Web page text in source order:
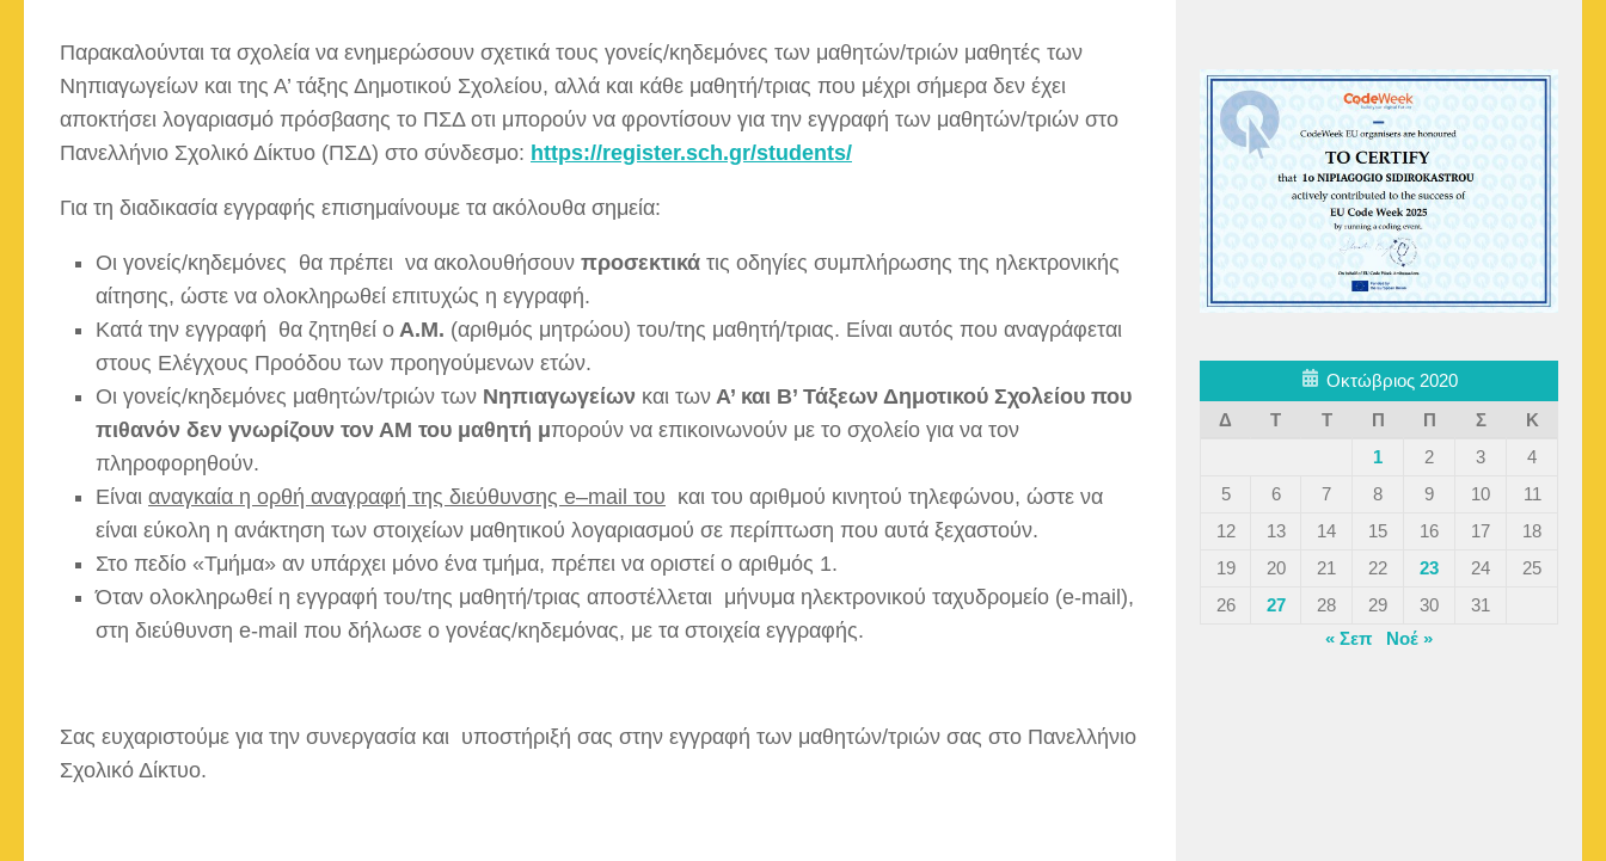
Παρακαλούνται τα σχολεία να ενημερώσουν σχετικά τους γονείς/κηδεμόνες των μαθητών/τριών μαθητές των
Νηπιαγωγείων και της Α’ τάξης Δημοτικού Σχολείου, αλλά και κάθε μαθητή/τριας που μέχρι σήμερα δεν έχει
αποκτήσει λογαριασμό πρόσβασης το ΠΣΔ οτι μπορούν να φροντίσουν για την εγγραφή των μαθητών/τριών στο
Πανελλήνιο Σχολικό Δίκτυο (ΠΣΔ) στο σύνδεσμο: https://register.sch.gr/students/
Για τη διαδικασία εγγραφής επισημαίνουμε τα ακόλουθα σημεία:
Οι γονείς/κηδεμόνες θα πρέπει να ακολουθήσουν προσεκτικά τις οδηγίες συμπλήρωσης της ηλεκτρονικής
αίτησης, ώστε να ολοκληρωθεί επιτυχώς η εγγραφή.
Κατά την εγγραφή θα ζητηθεί ο Α.Μ. (αριθμός μητρώου) του/της μαθητή/τριας. Είναι αυτός που αναγράφεται
στους Ελέγχους Προόδου των προηγούμενων ετών.
Οι γονείς/κηδεμόνες μαθητών/τριών των Νηπιαγωγείων και των Α’ και Β’ Τάξεων Δημοτικού Σχολείου που
πιθανόν δεν γνωρίζουν τον ΑΜ του μαθητή μπορούν να επικοινωνούν με το σχολείο για να τον
πληροφορηθούν.
Είναι αναγκαία η ορθή αναγραφή της διεύθυνσης e–mail του και του αριθμού κινητού τηλεφώνου, ώστε να
είναι εύκολη η ανάκτηση των στοιχείων μαθητικού λογαριασμού σε περίπτωση που αυτά ξεχαστούν.
Στο πεδίο «Τμήμα» αν υπάρχει μόνο ένα τμήμα, πρέπει να οριστεί ο αριθμός 1.
Όταν ολοκληρωθεί η εγγραφή του/της μαθητή/τριας αποστέλλεται μήνυμα ηλεκτρονικού ταχυδρομείο (e-mail),
στη διεύθυνση e-mail που δήλωσε ο γονέας/κηδεμόνας, με τα στοιχεία εγγραφής.
Σας ευχαριστούμε για την συνεργασία και υποστήριξή σας στην εγγραφή των μαθητών/τριών σας στο Πανελλήνιο
Σχολικό Δίκτυο.
Οκτώβριος 2020
Δ
Τ Τ Π Π Σ
Κ
1
2 3
4
5
6 7 8 9 10
11
12
13 14 15 16 17
18
19
20 21 22 23 24
25
26
27 28 29 30
31
« Σεπ
Νοέ »